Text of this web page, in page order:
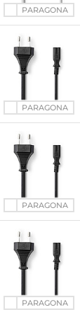
PARAGONA
PARAGONA
PARAGONA
PARAGONA